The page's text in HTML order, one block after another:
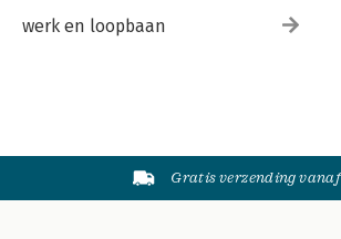
werk en loopbaan
Gratis verzending